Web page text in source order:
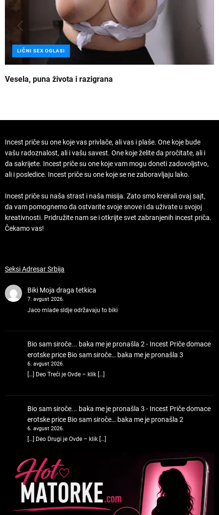
LIČNI SEX OGLASI
Vesela, puna života i razigrana
Incest priče su one koje vas privlače, ali vas i plaše. One koje bude
vašu radoznalost, ali i vašu savest. One koje želite da pročitate, ali i
da sakrijete. Incest priče su one koje vam mogu doneti zadovoljstvo,
ali i posledice. Incest priče su one koje se ne zaboravljaju lako.
Incest priče su naša strast i naša misija. Zato smo kreirali ovaj sajt,
da vam pomognemo da ostvarite svoje snove i da uživate u svojoj
kreativnosti. Pridružite nam se i otkrijte svet zabranjenih incest priča.
Čekamo vas!
Seksi Adresar Srbija
Biki Moja draga tetkica
7. avgust 2026.
Jaco mlade sldje održavaju to biki
Bio sam siroče... baka me je pronašla 2 - Incest Priče domace
erotske price Bio sam siroče… baka me je pronašla 3
6. avgust 2026.
[…] Deo Treći je Ovde – klik […]
Bio sam siroče... baka me je pronašla 3 - Incest Priče domace
erotske price Bio sam siroče… baka me je pronašla 2
6. avgust 2026.
[…] Deo Drugi je Ovde – klik […]